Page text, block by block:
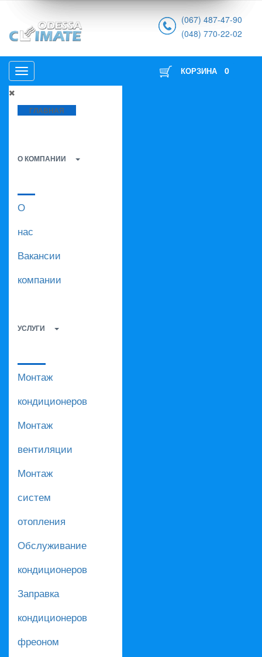
(067) 487-47-90
(048) 770-22-02
ГЛАВНАЯ
О КОМПАНИИ
О
нас
Вакансии
компании
УСЛУГИ
Монтаж
кондиционеров
Монтаж
вентиляции
Монтаж
систем
отопления
Обслуживание
кондиционеров
Заправка
кондиционеров
фреоном
КОРЗИНА 0